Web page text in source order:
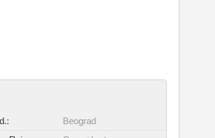
Beograd